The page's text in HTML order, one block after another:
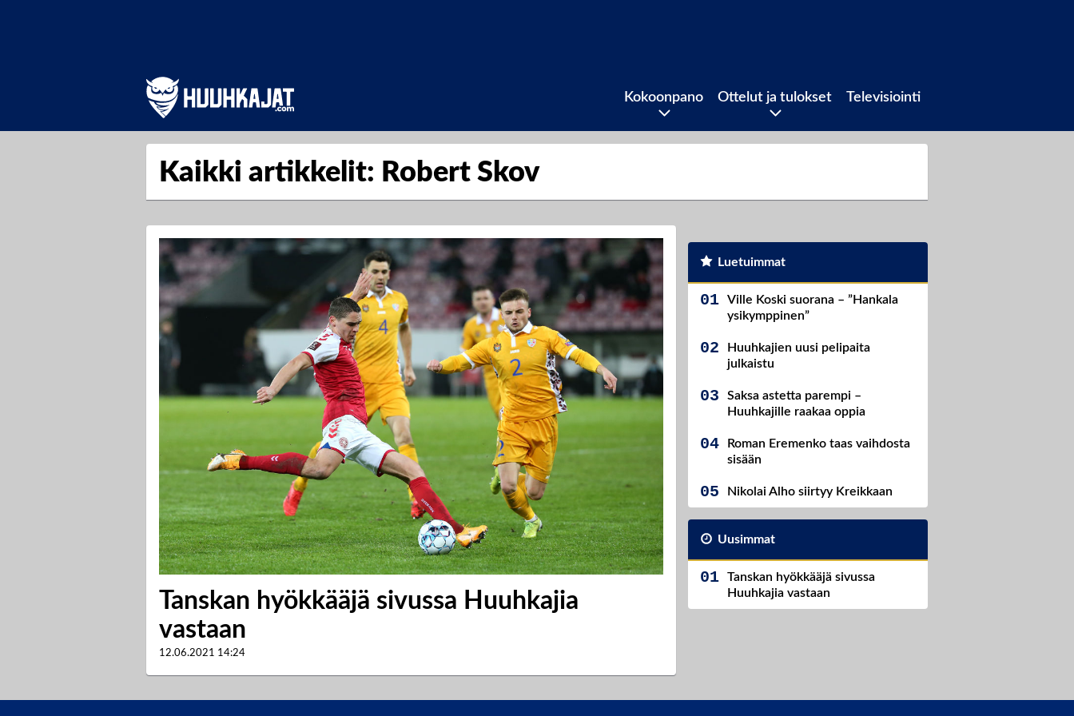
Kokoonpano Ottelut ja tulokset Televisiointi
Kaikki artikkelit: Robert Skov
Tanskan hyökkääjä sivussa Huuhkajia
vastaan
12.06.2021 14:24
Luetuimmat
Ville Koski suorana – ”Hankala
ysikymppinen”
Huuhkajien uusi pelipaita
julkaistu
Saksa astetta parempi –
Huuhkajille raakaa oppia
Roman Eremenko taas vaihdosta
sisään
Nikolai Alho siirtyy Kreikkaan
Uusimmat
Tanskan hyökkääjä sivussa
Huuhkajia vastaan